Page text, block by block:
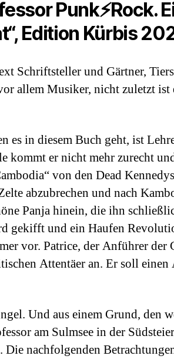
Punk⚡️Rock.
Edition Kürbis
Schriftsteller und Gärtner,
allem Musiker, nicht zuletzt ist
es in diesem Buch geht, ist
kommt er nicht mehr zurecht
von den Dead
abzubrechen und nach
Panja hinein, die ihn
gekifft und ein Haufen
vor. Patrice, der Anführer der
Attentäer an. Er soll einen
Und aus einem Grund, den
am Sulmsee in der
nachfolgenden